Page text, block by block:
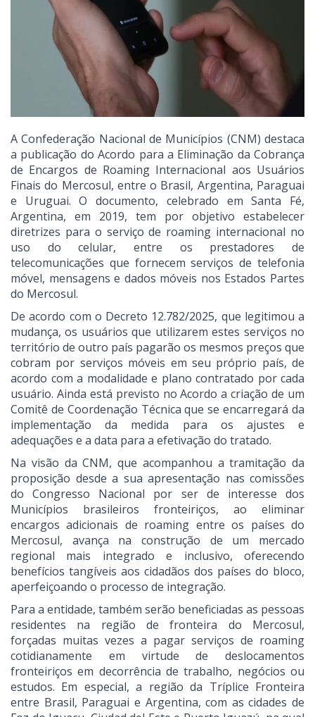
A Confederação Nacional de Municípios (CNM) destaca
a publicação do Acordo para a Eliminação da Cobrança
de Encargos de Roaming Internacional aos Usuários
Finais do Mercosul, entre o Brasil, Argentina, Paraguai
e Uruguai. O documento, celebrado em Santa Fé,
Argentina, em 2019, tem por objetivo estabelecer
diretrizes para o serviço de roaming internacional no
uso do celular, entre os prestadores de
telecomunicações que fornecem serviços de telefonia
móvel, mensagens e dados móveis nos Estados Partes
do Mercosul.
De acordo com o Decreto 12.782/2025, que legitimou a
mudança, os usuários que utilizarem estes serviços no
território de outro país pagarão os mesmos preços que
cobram por serviços móveis em seu próprio país, de
acordo com a modalidade e plano contratado por cada
usuário. Ainda está previsto no Acordo a criação de um
Comitê de Coordenação Técnica que se encarregará da
implementação da medida para os ajustes e
adequações e a data para a efetivação do tratado.
Na visão da CNM, que acompanhou a tramitação da
proposição desde a sua apresentação nas comissões
do Congresso Nacional por ser de interesse dos
Municípios brasileiros fronteiriços, ao eliminar
encargos adicionais de roaming entre os países do
Mercosul, avança na construção de um mercado
regional mais integrado e inclusivo, oferecendo
benefícios tangíveis aos cidadãos dos países do bloco,
aperfeiçoando o processo de integração.
Para a entidade, também serão beneficiadas as pessoas
residentes na região de fronteira do Mercosul,
forçadas muitas vezes a pagar serviços de roaming
cotidianamente em virtude de deslocamentos
fronteiriços em decorrência de trabalho, negócios ou
estudos. Em especial, a região da Tríplice Fronteira
entre Brasil, Paraguai e Argentina, com as cidades de